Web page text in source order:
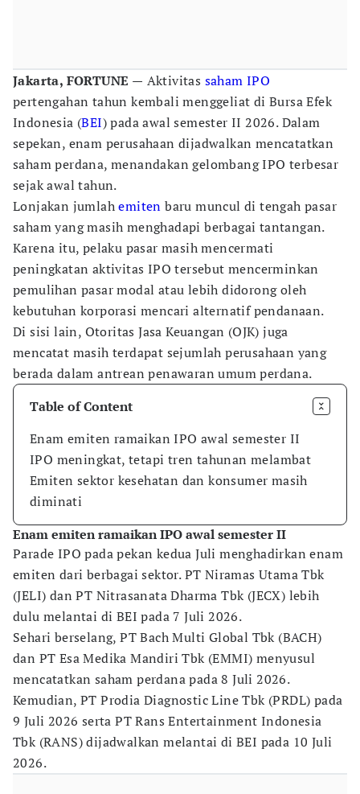
Jakarta, FORTUNE — Aktivitas saham IPO
pertengahan tahun kembali menggeliat di Bursa Efek
Indonesia (BEI) pada awal semester II 2026. Dalam
sepekan, enam perusahaan dijadwalkan mencatatkan
saham perdana, menandakan gelombang IPO terbesar
sejak awal tahun.
Lonjakan jumlahemiten baru muncul di tengah pasar
saham yang masih menghadapi berbagai tantangan.
Karena itu, pelaku pasar masih mencermati
peningkatan aktivitas IPO tersebut mencerminkan
pemulihan pasar modal atau lebih didorong oleh
kebutuhan korporasi mencari alternatif pendanaan.
Di sisi lain, Otoritas Jasa Keuangan (OJK) juga
mencatat masih terdapat sejumlah perusahaan yang
berada dalam antrean penawaran umum perdana.
Table of Content
Enam emiten ramaikan IPO awal semester II
IPO meningkat, tetapi tren tahunan melambat
Emiten sektor kesehatan dan konsumer masih
diminati
Enam emiten ramaikan IPO awal semester II
Parade IPO pada pekan kedua Juli menghadirkan enam
emiten dari berbagai sektor. PT Niramas Utama Tbk
(JELI) dan PT Nitrasanata Dharma Tbk (JECX) lebih
dulu melantai di BEI pada 7 Juli 2026.
Sehari berselang, PT Bach Multi Global Tbk (BACH)
dan PT Esa Medika Mandiri Tbk (EMMI) menyusul
mencatatkan saham perdana pada 8 Juli 2026.
Kemudian, PT Prodia Diagnostic Line Tbk (PRDL) pada
9 Juli 2026 serta PT Rans Entertainment Indonesia
Tbk (RANS) dijadwalkan melantai di BEI pada 10 Juli
2026.